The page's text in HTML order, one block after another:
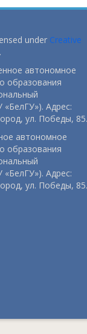
under Creative
.
автономное
образования
«БелГУ»). Адрес:
ул. Победы, 85.
автономное
образования
«БелГУ»). Адрес:
ул. Победы, 85.